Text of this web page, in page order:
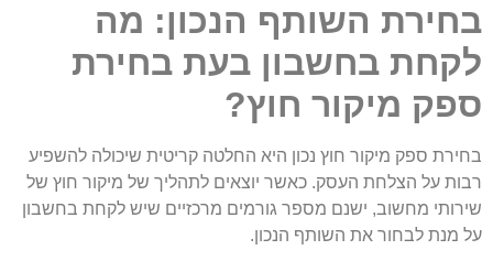
בחירת השותף הנכון: מה
לקחת בחשבון בעת בחירת
ספק מיקור חוץ?
בחירת ספק מיקור חוץ נכון היא החלטה קריטית שיכולה להשפיע
רבות על הצלחת העסק. כאשר יוצאים לתהליך של מיקור חוץ של
שירותי מחשוב, ישנם מספר גורמים מרכזיים שיש לקחת בחשבון
על מנת לבחור את השותף הנכון.